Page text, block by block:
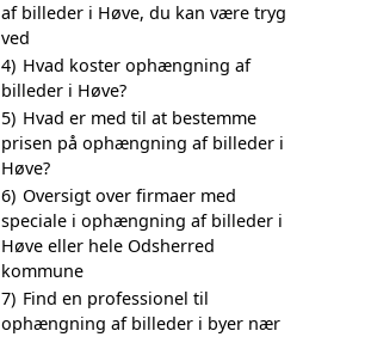
af billeder i Høve, du kan være tryg
ved
4) Hvad koster ophængning af
billeder i Høve?
5) Hvad er med til at bestemme
prisen på ophængning af billeder i
Høve?
6) Oversigt over firmaer med
speciale i ophængning af billeder i
Høve eller hele Odsherred
kommune
7) Find en professionel til
ophængning af billeder i byer nær